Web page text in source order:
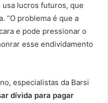
lucros futuros, que
“O problema é que a
e pode pressionar o
esse endividamento
especialistas da Barsi
dívida para pagar